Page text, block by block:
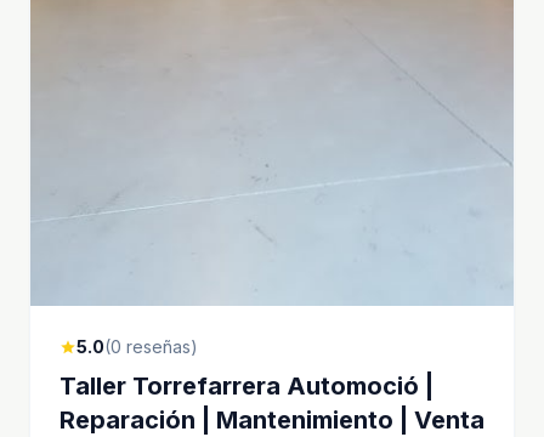
star5.0(0 reseñas)
Taller Torrefarrera Automoció |
Reparación | Mantenimiento | Venta